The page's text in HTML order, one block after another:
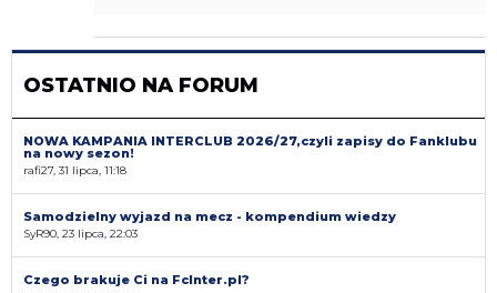
OSTATNIO NA FORUM
NOWA KAMPANIA INTERCLUB 2026/27,czyli zapisy do Fanklubu
na nowy sezon!
rafi27, 31 lipca, 11:18
Samodzielny wyjazd na mecz - kompendium wiedzy
SyR90, 23 lipca, 22:03
Czego brakuje Ci na FcInter.pl?